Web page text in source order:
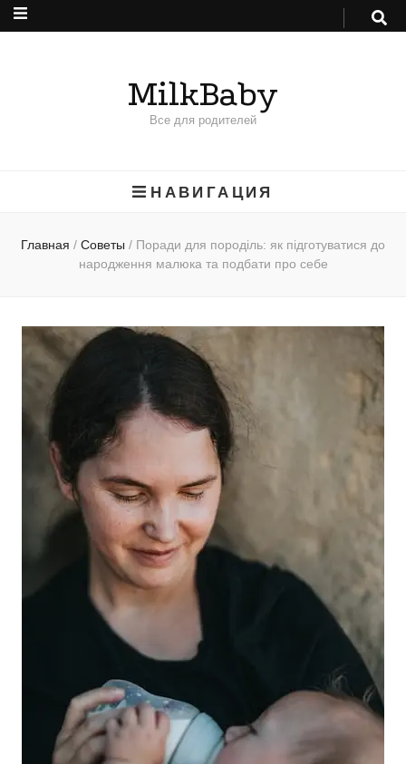
MilkBaby
Все для родителей
НАВИГАЦИЯ
Главная / Советы / Поради для породіль: як підготуватися до
народження малюка та подбати про себе